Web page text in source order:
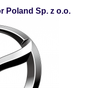
Poland Sp. z o.o.